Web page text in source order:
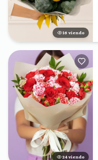
17 viendo
23 viendo